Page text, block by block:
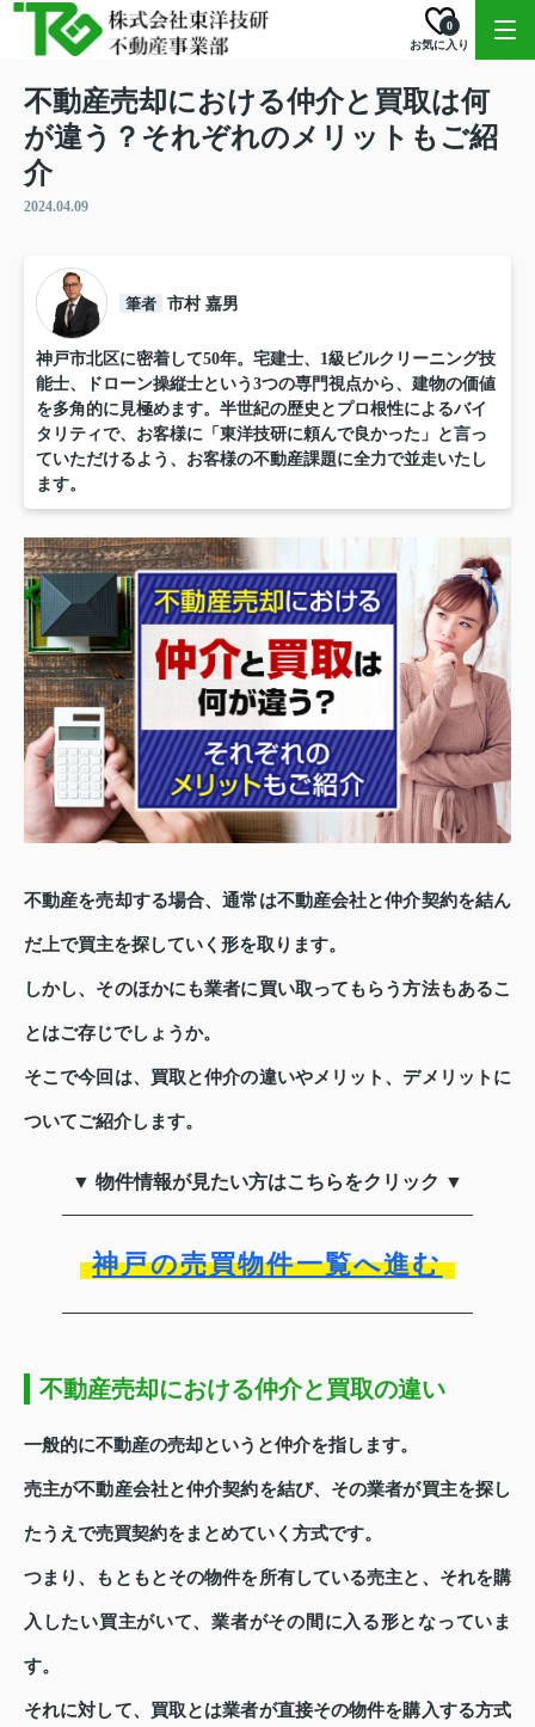
お気に入り
0
不動産売却における仲介と買取は何
が違う？それぞれのメリットもご紹
介
2024.04.09
筆者 市村 嘉男
神戸市北区に密着して50年。宅建士、1級ビルクリーニング技
能士、ドローン操縦士という3つの専門視点から、建物の価値
を多角的に見極めます。半世紀の歴史とプロ根性によるバイ
タリティで、お客様に「東洋技研に頼んで良かった」と言っ
ていただけるよう、お客様の不動産課題に全力で並走いたし
ます。
不動産を売却する場合、通常は不動産会社と仲介契約を結ん
だ上で買主を探していく形を取ります。
しかし、そのほかにも業者に買い取ってもらう方法もあるこ
とはご存じでしょうか。
そこで今回は、買取と仲介の違いやメリット、デメリットに
ついてご紹介します。
▼ 物件情報が見たい方はこちらをクリック ▼
神戸の売買物件一覧へ進む
不動産売却における仲介と買取の違い
一般的に不動産の売却というと仲介を指します。
売主が不動産会社と仲介契約を結び、その業者が買主を探し
たうえで売買契約をまとめていく方式です。
つまり、もともとその物件を所有している売主と、それを購
入したい買主がいて、業者がその間に入る形となっていま
す。
それに対して、買取とは業者が直接その物件を購入する方式